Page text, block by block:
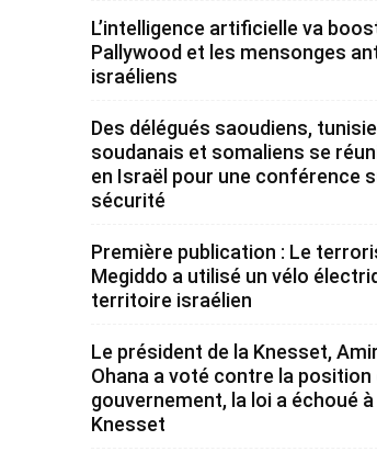
L’intelligence artificielle va
Pallywood et les mensonges
israéliens
Des délégués saoudiens,
soudanais et somaliens se
en Israël pour une conférence
sécurité
Première publication : Le
Megiddo a utilisé un vélo
territoire israélien
Le président de la Knesset, Amir
Ohana a voté contre la position
gouvernement, la loi a échoué à
Knesset